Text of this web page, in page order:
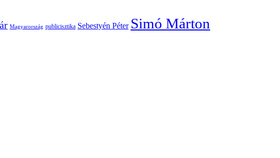
Magyarország publicisztika Sebestyén Péter Simó Márton